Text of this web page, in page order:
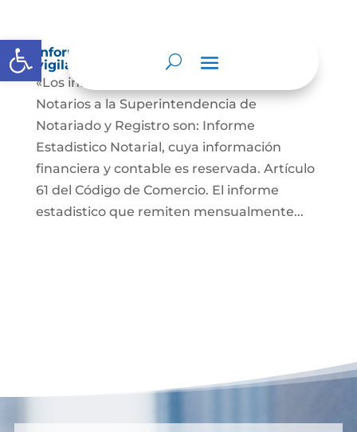
Abrir barra de herramientas
Informes a organismos de inspección,
vigilancia y control
«Los informes que presentan los Señores
Notarios a la Superintendencia de
Notariado y Registro son: Informe
Estadistico Notarial, cuya información
financiera y contable es reservada. Artículo
61 del Código de Comercio. El informe
estadistico que remiten mensualmente...